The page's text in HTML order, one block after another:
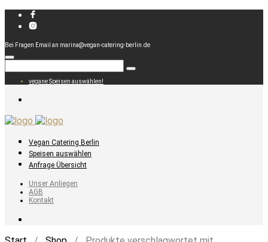
Bei Fragen Email an marina@vegan-catering-berlin.de
vegane Speisen auswählen!
Vegan Catering Berlin
Speisen auswählen
Anfrage Übersicht
Unser Anliegen
AGB
Kontakt